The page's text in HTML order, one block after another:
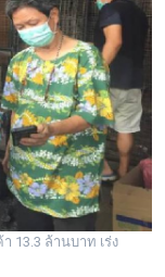
13.3 ล้านบาท เร่ง